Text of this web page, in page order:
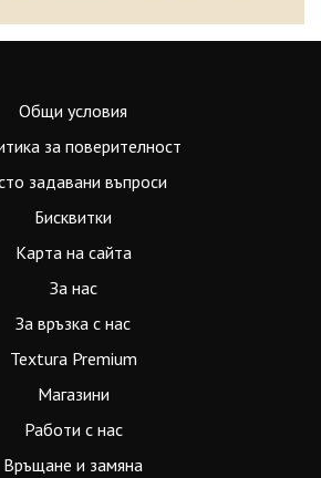
Общи условия
за поверителност
задавани въпроси
Бисквитки
Карта на сайта
За нас
За връзка с нас
Textura Premium
Магазини
Работи с нас
Връщане и замяна